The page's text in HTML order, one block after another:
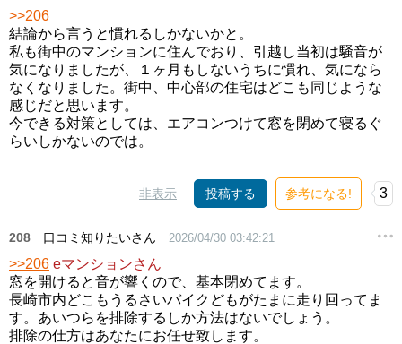
>>206
結論から言うと慣れるしかないかと。
私も街中のマンションに住んでおり、引越し当初は騒音が
気になりましたが、１ヶ月もしないうちに慣れ、気になら
なくなりました。街中、中心部の住宅はどこも同じような
感じだと思います。
今できる対策としては、エアコンつけて窓を閉めて寝るぐ
らいしかないのでは。
非表示 投稿する 参考になる! 3
208 口コミ知りたいさん 2026/04/30 03:42:21
>>206 eマンションさん
窓を開けると音が響くので、基本閉めてます。
長崎市内どこもうるさいバイクどもがたまに走り回ってま
す。あいつらを排除するしか方法はないでしょう。
排除の仕方はあなたにお任せ致します。